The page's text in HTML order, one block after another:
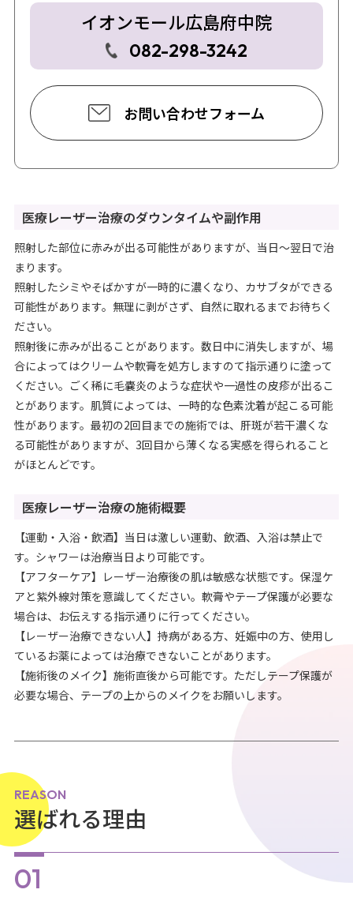
イオンモール広島府中院
082-298-3242
お問い合わせフォーム
医療レーザー治療のダウンタイムや副作用
照射した部位に赤みが出る可能性がありますが、当日～翌日で治
まります。
照射したシミやそばかすが一時的に濃くなり、カサブタができる
可能性があります。無理に剥がさず、自然に取れるまでお待ちく
ださい。
照射後に赤みが出ることがあります。数日中に消失しますが、場
合によってはクリームや軟膏を処方しますのて指示通りに塗って
ください。ごく稀に毛嚢炎のような症状や一過性の皮疹が出るこ
とがあります。肌質によっては、一時的な色素沈着が起こる可能
性があります。最初の2回目までの施術では、肝斑が若干濃くな
る可能性がありますが、3回目から薄くなる実感を得られること
がほとんどです。
医療レーザー治療の施術概要
【運動・入浴・飲酒】当日は激しい運動、飲酒、入浴は禁止で
す。シャワーは治療当日より可能です。
【アフターケア】レーザー治療後の肌は敏感な状態です。保湿ケ
アと紫外線対策を意識してください。軟膏やテープ保護が必要な
場合は、お伝えする指示通りに行ってください。
【レーザー治療できない人】持病がある方、妊娠中の方、使用し
ているお薬によっては治療できないことがあります。
【施術後のメイク】施術直後から可能です。ただしテープ保護が
必要な場合、テープの上からのメイクをお願いします。
REASON
選ばれる理由